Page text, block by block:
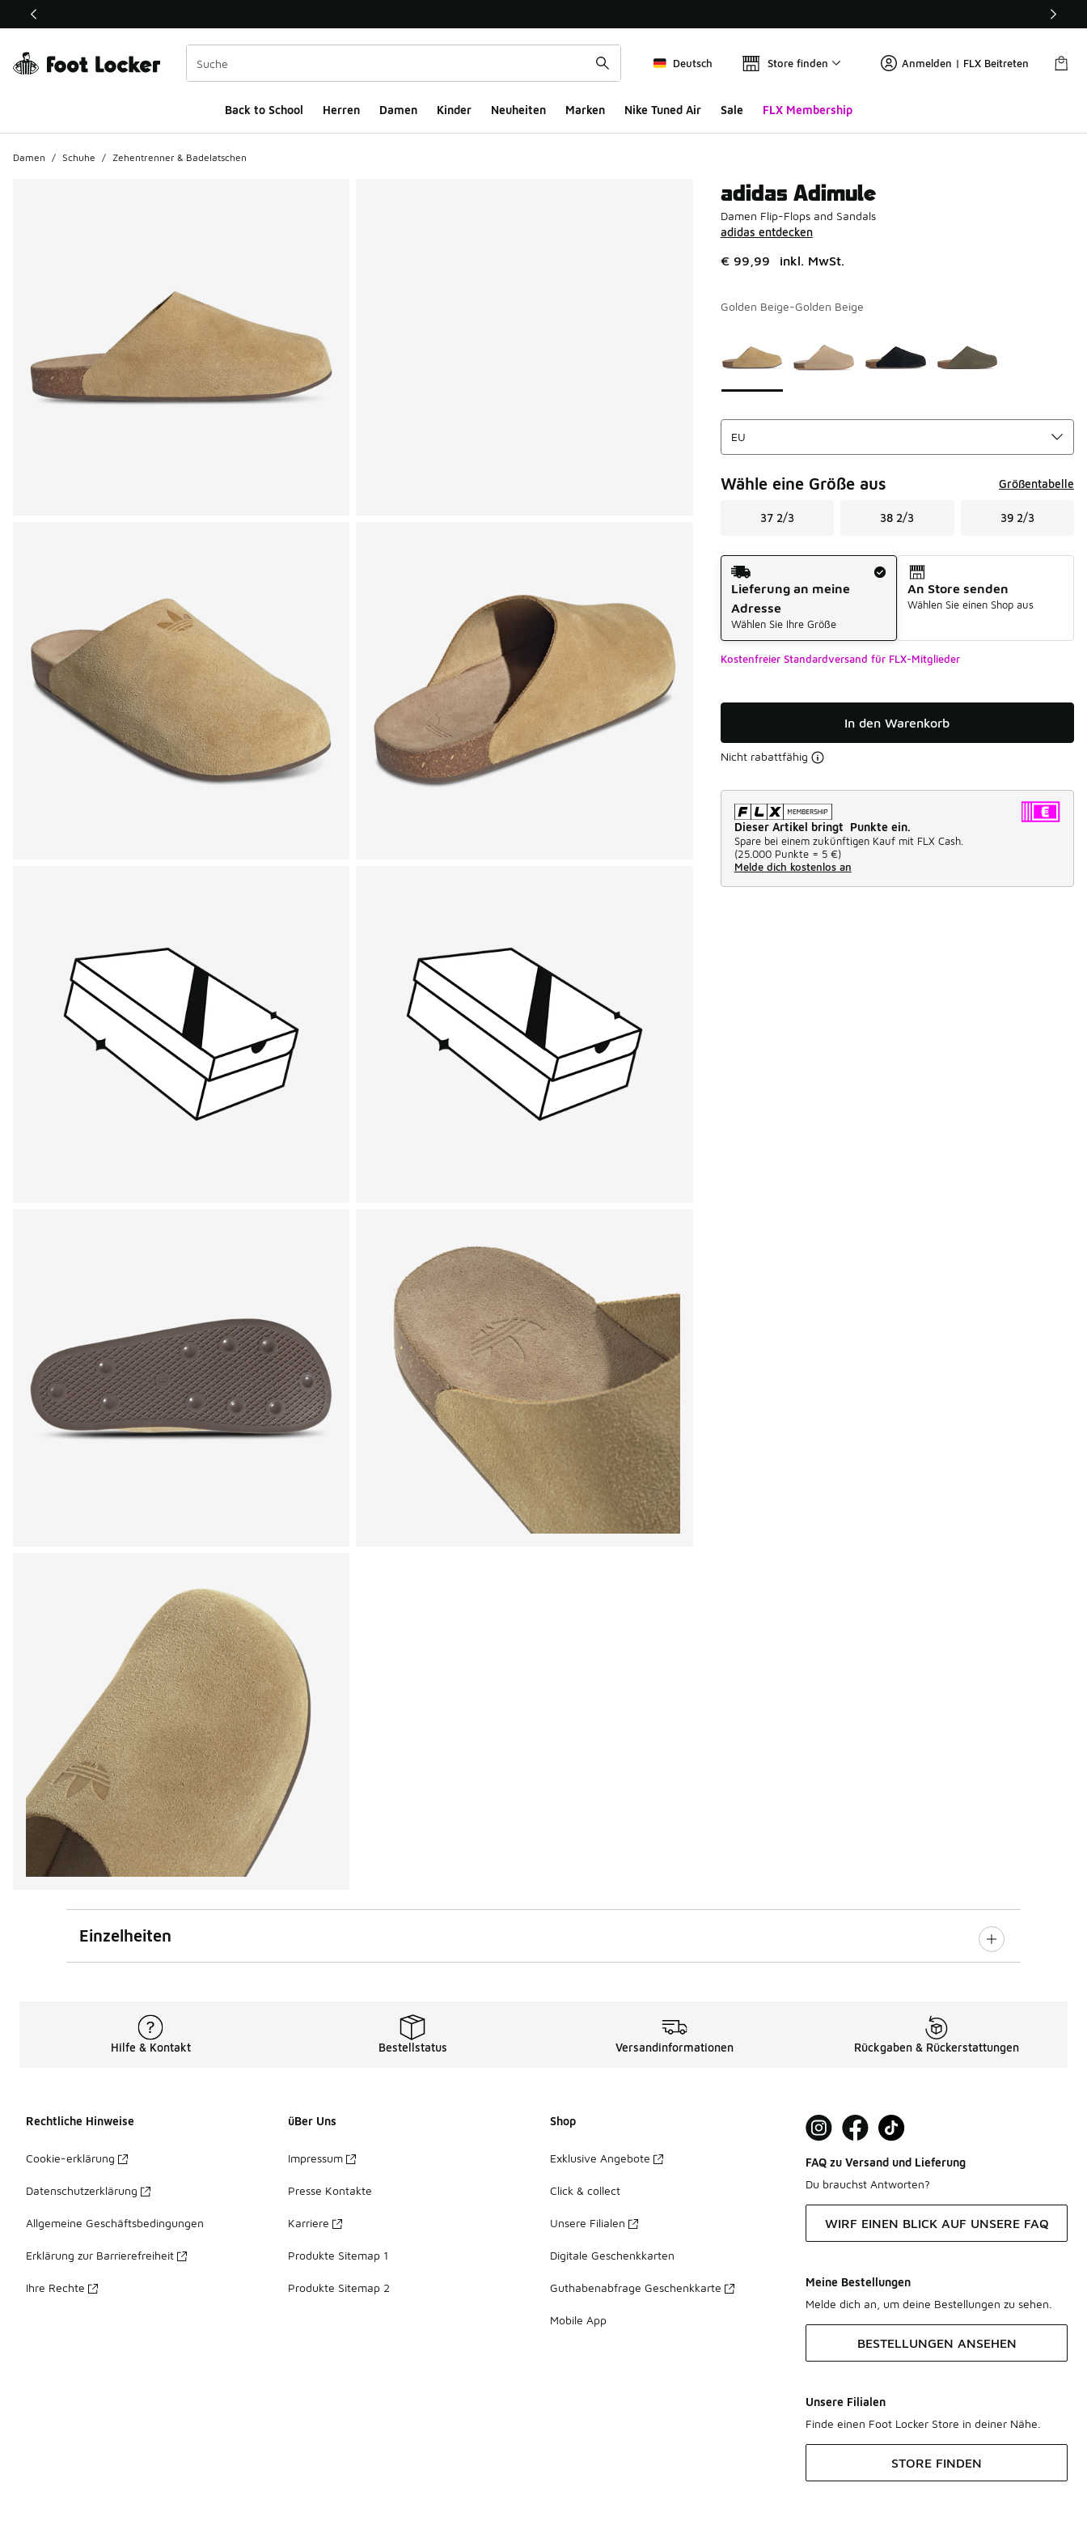
Dieser Link öffnet sich in einem neuen Fenster
Deutsch Store finden Anmelden | FLX Beitreten
Back to School Herren Damen Kinder Neuheiten Marken Nike Tuned Air Sale FLX Membership
Damen / Schuhe / Zehentrenner & Badelatschen
adidas Adimule
Damen Flip-Flops and Sandals
adidas entdecken
€ 99,99 inkl. MwSt.
Golden Beige-Golden Beige
Wähle eine Größe aus Größentabelle
37 2/3 38 2/3 39 2/3
Versandart
Lieferung an meine
Adresse
Wählen Sie Ihre Größe
An Store senden
Wählen Sie einen Shop aus
Kostenfreier Standardversand für FLX-Mitglieder
In den Warenkorb
Nicht rabattfähig
Dieser Artikel bringt Punkte ein.
Spare bei einem zukünftigen Kauf mit FLX Cash.
(25.000 Punkte = 5 €)
Melde dich kostenlos an
Einzelheiten
Hilfe & Kontakt Bestellstatus Versandinformationen Rückgaben & Rückerstattungen
Rechtliche Hinweise
Cookie-erklärung
Datenschutzerklärung
Allgemeine Geschäftsbedingungen
Erklärung zur Barrierefreiheit
Ihre Rechte
üBer Uns
Impressum
Presse Kontakte
Karriere
Produkte Sitemap 1
Produkte Sitemap 2
Shop
Exklusive Angebote
Click & collect
Unsere Filialen
Digitale Geschenkkarten
Guthabenabfrage Geschenkkarte
Mobile App
FAQ zu Versand und Lieferung
Du brauchst Antworten?
WIRF EINEN BLICK AUF UNSERE FAQ
Meine Bestellungen
Melde dich an, um deine Bestellungen zu sehen.
BESTELLUNGEN ANSEHEN
Unsere Filialen
Finde einen Foot Locker Store in deiner Nähe.
STORE FINDEN